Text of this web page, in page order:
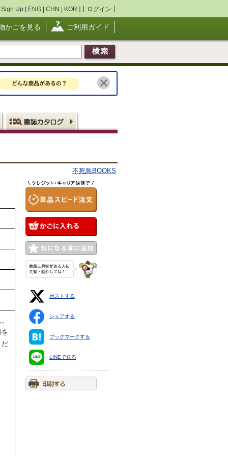
Sign Up [ ENG | CHN | KOR ] ログイン
かごを見る ご利用ガイド
不死鳥BOOKS
だ
ポストする
シェアする
ブックマークする
LINEで送る